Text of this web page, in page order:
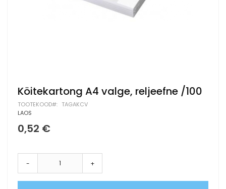
Skip
to
the
beginning
of
the
gallery
Köitekartong A4 valge, reljeefne /100
TOOTEKOOD
TAGAKCV
LAOS
0,52 €
- +